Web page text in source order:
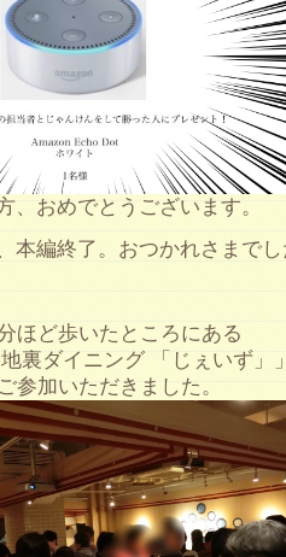
、おめでとうございます。
本編終了。おつかれさまで
ほど歩いたところにある
地裏ダイニング 「じぇいず
参加いただきました。